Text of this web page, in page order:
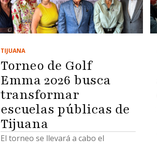
TIJUANA
Torneo de Golf
Emma 2026 busca
transformar
escuelas públicas de
Tijuana
El torneo se llevará a cabo el